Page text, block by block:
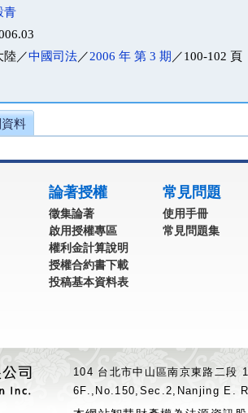
青
陸／中國司法／2006 年 第 3 期 ／100-102 頁
料
論著授權
徵集論著
啟用授權專區
權利金計算說明
授權合約書下載
投稿基本資料表
常見問題
使用手冊
常見問題集
104 台北市中山區南京東路二段
6F.,No.150,Sec.2,Nanjing E.